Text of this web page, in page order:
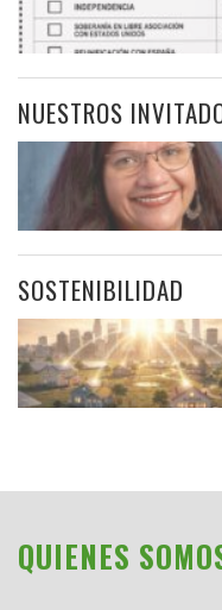
NUESTROS
SOSTENIBILIDAD
QUIENES